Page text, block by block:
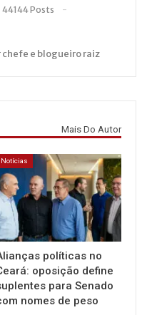
44144 Posts
e blogueiro raiz
Mais Do Autor
Notícias
políticas no
oposição define
para Senado
nomes de peso